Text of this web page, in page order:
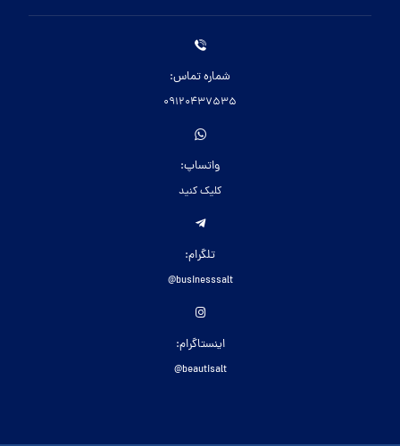
شماره تماس:
09120437535
واتساپ:
کلیک کنید
تلگرام:
businesssalt@
اینستاگرام:
beautisalt@